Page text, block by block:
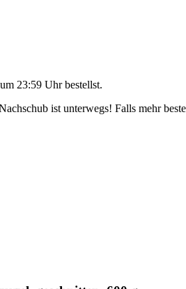
23:59 Uhrbestellst.
ist unterwegs! Falls mehr